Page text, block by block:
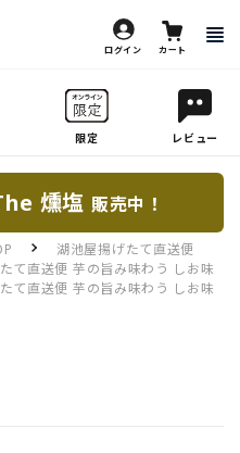
ログイン カート
限定 レビュー
燻塩 販売中！
湖池屋揚げたて直送便
て直送便 芋の旨み味わう しお味
て直送便 芋の旨み味わう しお味